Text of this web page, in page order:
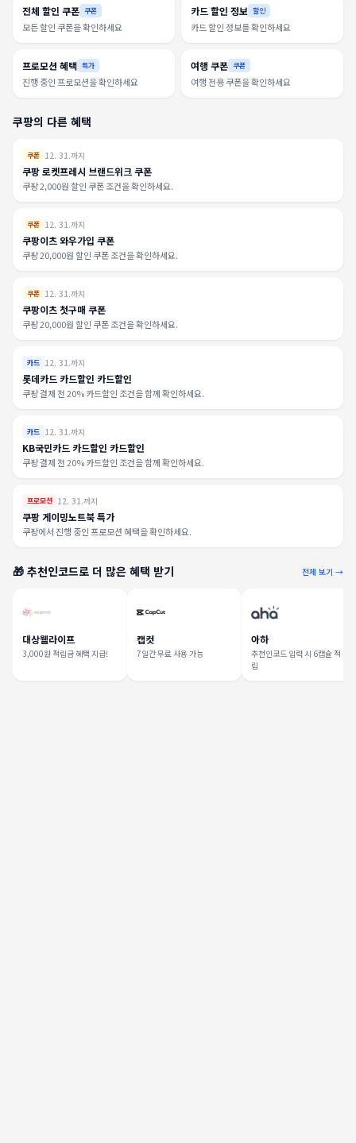
전체 할인 쿠폰 쿠폰
모든 할인 쿠폰을 확인하세요
카드 할인 정보 할인
카드 할인 정보를 확인하세요
프로모션 혜택 특가
진행 중인 프로모션을 확인하세요
여행 쿠폰 쿠폰
여행 전용 쿠폰을 확인하세요
쿠팡의 다른 혜택
쿠폰 12. 31.까지
쿠팡 로켓프레시 브랜드위크 쿠폰
쿠팡 2,000원 할인 쿠폰 조건을 확인하세요.
쿠폰 12. 31.까지
쿠팡이츠 와우가입 쿠폰
쿠팡 20,000원 할인 쿠폰 조건을 확인하세요.
쿠폰 12. 31.까지
쿠팡이츠 첫구매 쿠폰
쿠팡 20,000원 할인 쿠폰 조건을 확인하세요.
카드 12. 31.까지
롯데카드 카드할인 카드할인
쿠팡 결제 전 20% 카드할인 조건을 함께 확인하세요.
카드 12. 31.까지
KB국민카드 카드할인 카드할인
쿠팡 결제 전 20% 카드할인 조건을 함께 확인하세요.
프로모션 12. 31.까지
쿠팡 게이밍노트북 특가
쿠팡에서 진행 중인 프로모션 혜택을 확인하세요.
🎁 추천인코드로 더 많은 혜택 받기 전체 보기 →
대상웰라이프
3,000원 적립금 혜택 지급!
캡컷
7일간 무료 사용 가능
아하
추천인코드 입력 시 6캡슐 적
립